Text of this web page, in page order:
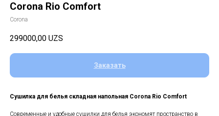
Corona Rio Comfort
Corona
299000,00 UZS
Заказать
Сушилка для белья складная напольная Corona Rio Comfort
Современные и удобные сушилки для белья экономят пространство в